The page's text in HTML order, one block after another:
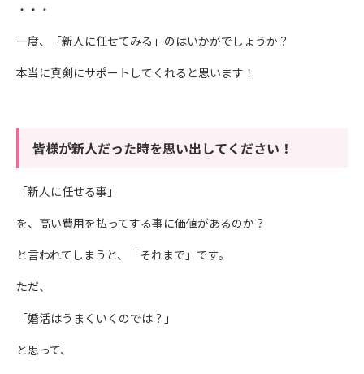
・・・
一度、「新人に任せてみる」のはいかがでしょうか？
本当に真剣にサポートしてくれると思います！
皆様が新人だった時を思い出してください！
「新人に任せる事」
を、高い費用を払ってする事に価値があるのか？
と言われてしまうと、「それまで」です。
ただ、
「婚活はうまくいくのでは？」
と思って、